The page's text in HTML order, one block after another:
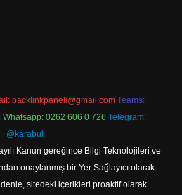
backlinkpaneli@gmail.com Teams:
Whatsapp: 0262 606 0 726 Telegram:
@karabul
Kanun gereğince Bilgi Teknolojileri ve
onaylanmış bir Yer Sağlayıcı olarak
sitedeki içerikleri proaktif olarak